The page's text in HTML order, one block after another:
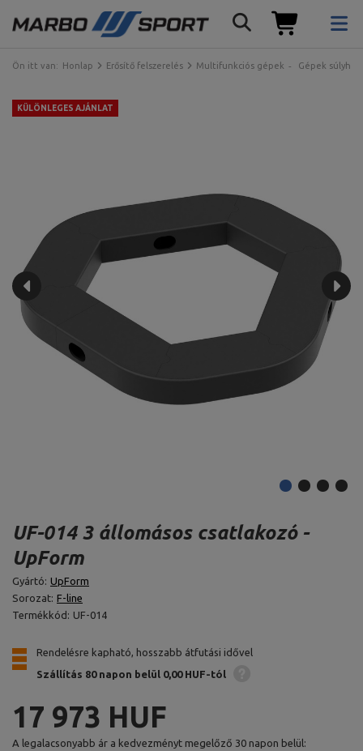
Ön itt van: Honlap Erősítő felszerelés Multifunkciós gépek Gépek
KÜLÖNLEGES AJÁNLAT
UF-014 3 állomásos csatlakozó -
UpForm
Gyártó: UpForm
Sorozat: F-line
Termékkód: UF-014
Rendelésre kapható, hosszabb átfutási idővel
Szállítás 80 napon belül 0,00 HUF-tól
17 973 HUF
A legalacsonyabb ár a kedvezményt megelőző 30 napon belül: